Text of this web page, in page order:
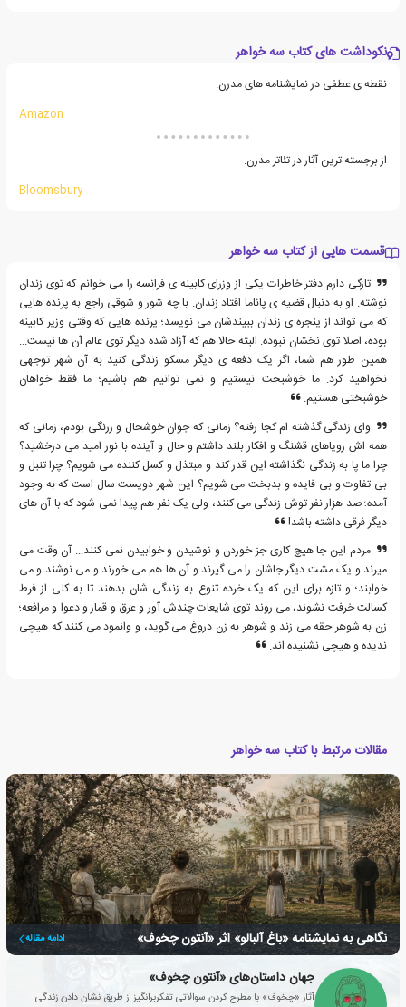
نکوداشت های کتاب سه خواهر
نقطه ی عطفی در نمایشنامه های مدرن.
Amazon
از برجسته ترین آثار در تئاتر مدرن.
Bloomsbury
قسمت هایی از کتاب سه خواهر
تازگی دارم دفتر خاطرات یکی از وزرای کابینه ی فرانسه را می خوانم که توی زندان
نوشته. او به دنبال قضیه ی پاناما افتاد زندان. با چه شور و شوقی راجع به پرنده هایی
که می تواند از پنجره ی زندان ببیندشان می نویسد؛ پرنده هایی که وقتی وزیر کابینه
بوده، اصلا توی نخشان نبوده. البته حالا هم که آزاد شده دیگر توی عالم آن ها نیست...
همین طور هم شما، اگر یک دفعه ی دیگر مسکو زندگی کنید به آن شهر توجهی
نخواهید کرد. ما خوشبخت نیستیم و نمی توانیم هم باشیم؛ ما فقط خواهان
خوشبختی هستیم.
وای زندگی گذشته ام کجا رفته؟ زمانی که جوان خوشحال و زرنگی بودم، زمانی که
همه اش رویاهای قشنگ و افکار بلند داشتم و حال و آینده با نور امید می درخشید؟
چرا ما پا به زندگی نگذاشته این قدر کند و مبتذل و کسل کننده می شویم؟ چرا تنبل و
بی تفاوت و بی فایده و بدبخت می شویم؟ این شهر دویست سال است که به وجود
آمده؛ صد هزار نفر توش زندگی می کنند، ولی یک نفر هم پیدا نمی شود که با آن های
دیگر فرقی داشته باشد!
مردم این جا هیچ کاری جز خوردن و نوشیدن و خوابیدن نمی کنند... آن وقت می
میرند و یک مشت دیگر جاشان را می گیرند و آن ها هم می خورند و می نوشند و می
خوابند؛ و تازه برای این که یک خرده تنوع به زندگی شان بدهند تا به کلی از فرط
کسالت خرفت نشوند، می روند توی شایعات چندش آور و عرق و قمار و دعوا و مرافعه؛
زن به شوهر حقه می زند و شوهر به زن دروغ می گوید، و وانمود می کنند که هیچی
ندیده و هیچی نشنیده اند.
مقالات مرتبط با کتاب سه خواهر
نگاهی به نمایشنامه «باغ آلبالو» اثر «آنتون چخوف» ادامه مقاله
جهان داستان‌های «آنتون چخوف»
آثار «چخوف» با مطرح کردن سوالاتی تفکربرانگیز از طریق نشان دادن زندگی